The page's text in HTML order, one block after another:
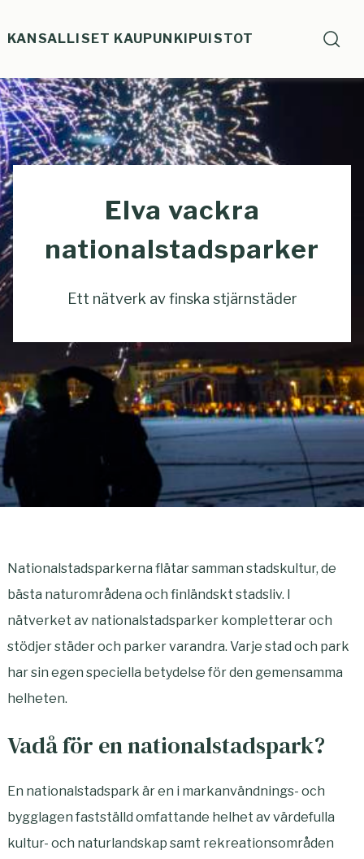
toKANSALLISET KAUPUNKIPUISTOT
Search
Elva vackra
nationalstadsparker
Ett nätverk av finska stjärnstäder
Nationalstadsparkerna flätar samman stadskultur, de
bästa naturområdena och finländskt stadsliv. I
nätverket av nationalstadsparker kompletterar och
stödjer städer och parker varandra. Varje stad och park
har sin egen speciella betydelse för den gemensamma
helheten.
Vadå för en nationalstadspark?
En nationalstadspark är en i markanvändnings- och
bygglagen fastställd omfattande helhet av värdefulla
kultur- och naturlandskap samt rekreationsområden